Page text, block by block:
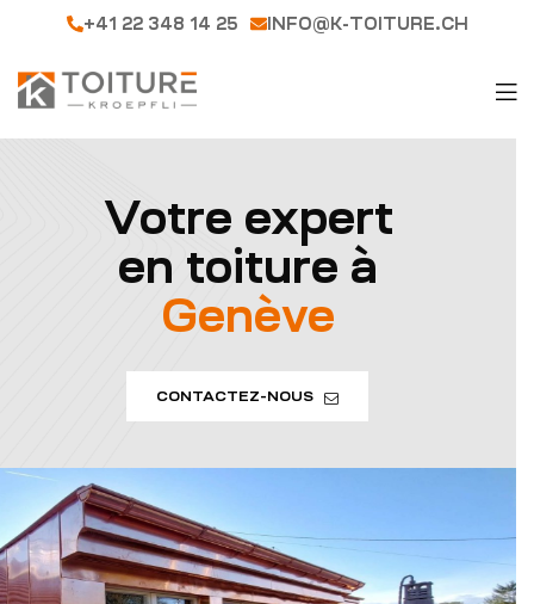
+41 22 348 14 25 INFO@K-TOITURE.CH
Votre expert
en toiture à
Genève
CONTACTEZ-NOUS